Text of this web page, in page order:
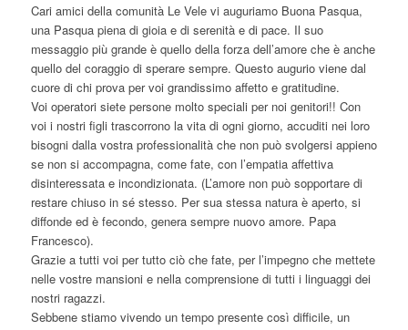
Cari amici della comunità Le Vele vi auguriamo Buona Pasqua,
una Pasqua piena di gioia e di serenità e di pace. Il suo
messaggio più grande è quello della forza dell’amore che è anche
quello del coraggio di sperare sempre. Questo augurio viene dal
cuore di chi prova per voi grandissimo affetto e gratitudine.
Voi operatori siete persone molto speciali per noi genitori!! Con
voi i nostri figli trascorrono la vita di ogni giorno, accuditi nei loro
bisogni dalla vostra professionalità che non può svolgersi appieno
se non si accompagna, come fate, con l’empatia affettiva
disinteressata e incondizionata. (L’amore non può sopportare di
restare chiuso in sé stesso. Per sua stessa natura è aperto, si
diffonde ed è fecondo, genera sempre nuovo amore. Papa
Francesco).
Grazie a tutti voi per tutto ciò che fate, per l’impegno che mettete
nelle vostre mansioni e nella comprensione di tutti i linguaggi dei
nostri ragazzi.
Sebbene stiamo vivendo un tempo presente così difficile, un